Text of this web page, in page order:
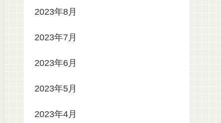
2023年8月
2023年7月
2023年6月
2023年5月
2023年4月